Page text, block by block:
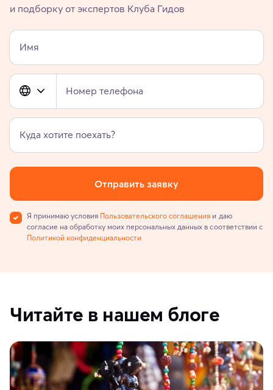
и подборку от экспертов Клуба Гидов
Имя
Номер телефона
Куда хотите поехать?
Отправить заявку
Я принимаю условия Пользовательского соглашения и даю
согласие на обработку моих персональных данных в соответствии с
Политикой конфиденциальности
Читайте в нашем блоге